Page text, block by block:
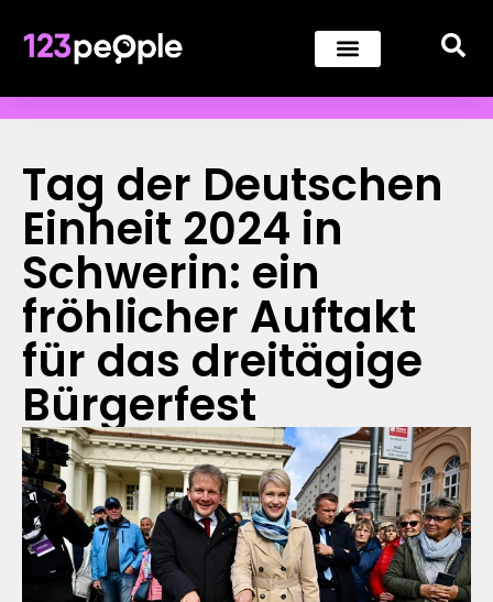
Tag der Deutschen
Einheit 2024 in
Schwerin: ein
fröhlicher Auftakt
für das dreitägige
Bürgerfest